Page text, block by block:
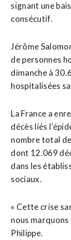
signant une
consécutif.
Jérôme
de personnes
dimanche à
hospitalisées
La France a
décès liés
nombre total
dont 12.069
dans les
sociaux.
« Cette crise
nous marquons
Philippe.